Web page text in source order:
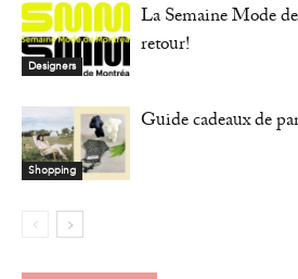
Designers
La Semaine Mode
retour!
Shopping
Guide cadeaux de